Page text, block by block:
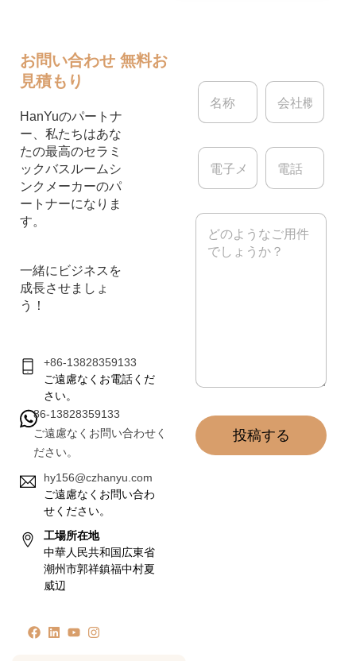
お問い合わせ 無料お
見積もり
HanYuのパートナ
ー、私たちはあな
たの最高のセラミ
ックバスルームシ
ンクメーカーのパ
ートナーになりま
す。
一緒にビジネスを
成長させましょ
う！
+86-13828359133
ご遠慮なくお電話くだ
さい。
86-13828359133
ご遠慮なくお問い合わせく
ださい。
hy156@czhanyu.com
ご遠慮なくお問い合わ
せください。
工場所在地
中華人民共和国広東省
潮州市郭祥鎮福中村夏
威辺
名
*
会
概
電
メ
ル
電
メ
投稿する